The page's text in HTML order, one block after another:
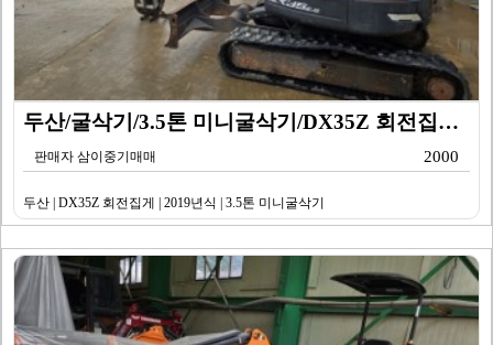
두산/굴삭기/3.5톤 미니굴삭기/DX35Z 회전집게/2…
판매자 삼이중기매매 2000
두산 | DX35Z 회전집게 | 2019년식 | 3.5톤 미니굴삭기